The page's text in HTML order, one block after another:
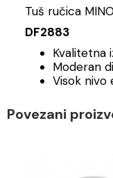
Tuš ručica
DF2883
Kvalitetna
Moderan
Visok nivo
Povezani